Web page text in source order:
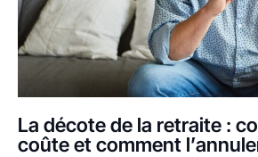
La décote de la retraite :
coûte et comment